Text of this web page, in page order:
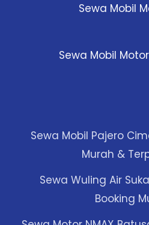
Sewa Mobil
Sewa Mobil
Sewa Mobil Pajero
Murah &
Sewa Wuling Air
Booking